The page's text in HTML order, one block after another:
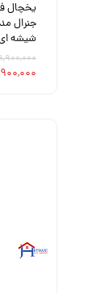
شیشه
۶۹,۹۰۰,۰۰۰
۶۶,۹۰۰,۰۰۰